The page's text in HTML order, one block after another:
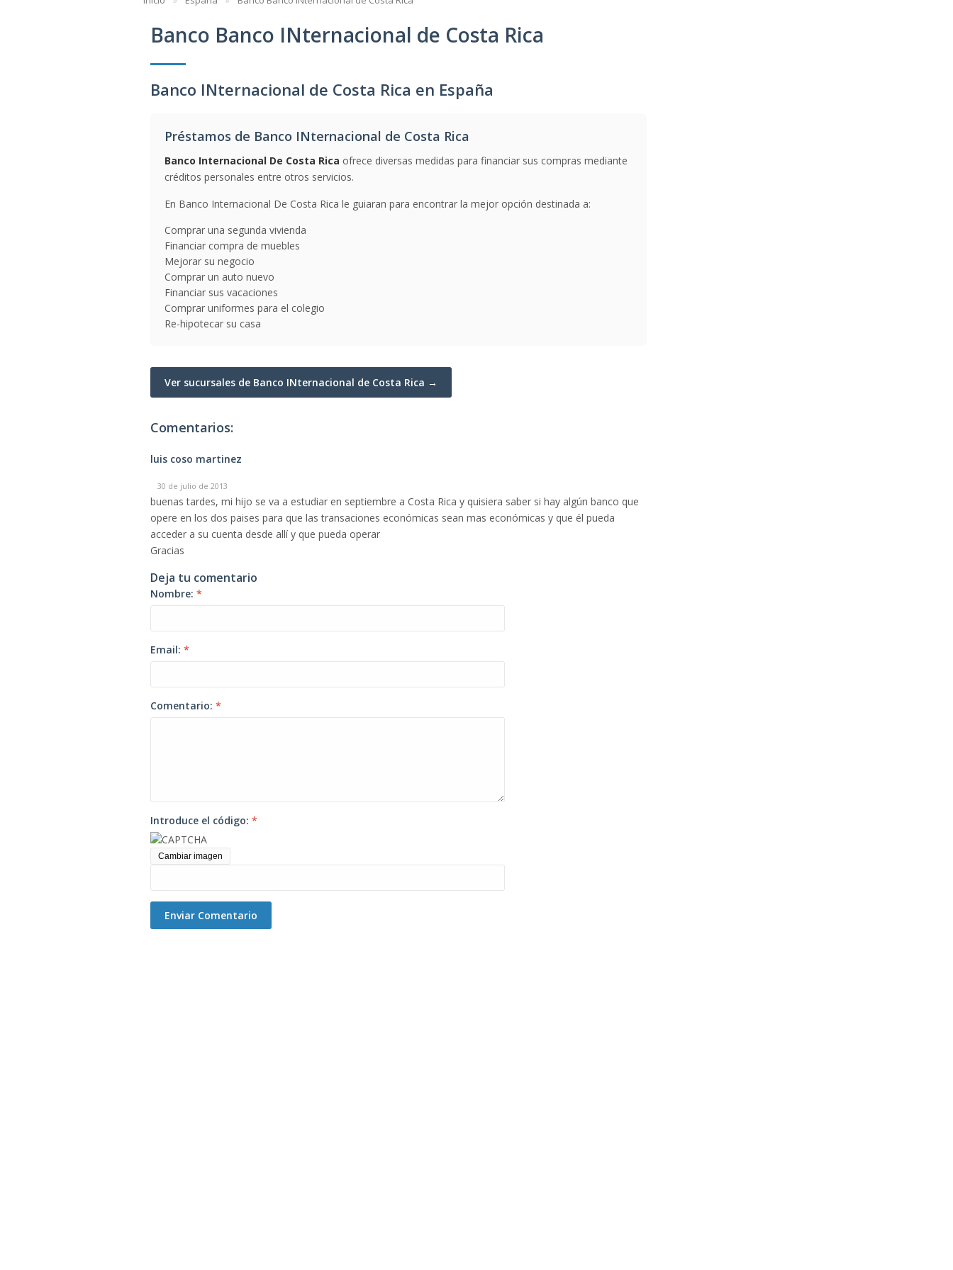
Banco Banco INternacional de Costa Rica
Banco INternacional de Costa Rica en España
Préstamos de Banco INternacional de Costa Rica
Banco Internacional De Costa Rica ofrece diversas medidas para financiar sus compras mediante
créditos personales entre otros servicios.
En Banco Internacional De Costa Rica le guiaran para encontrar la mejor opción destinada a:
Comprar una segunda vivienda
Financiar compra de muebles
Mejorar su negocio
Comprar un auto nuevo
Financiar sus vacaciones
Comprar uniformes para el colegio
Re-hipotecar su casa
Ver sucursales de Banco INternacional de Costa Rica →
Comentarios:
luis coso martinez
30 de julio de 2013
buenas tardes, mi hijo se va a estudiar en septiembre a Costa Rica y quisiera saber si hay algún banco que
opere en los dos paises para que las transaciones económicas sean mas económicas y que él pueda
acceder a su cuenta desde allí y que pueda operar
Gracias
Deja tu comentario
Nombre: *
Email: *
Comentario: *
Introduce el código: *
Cambiar imagen
Enviar Comentario